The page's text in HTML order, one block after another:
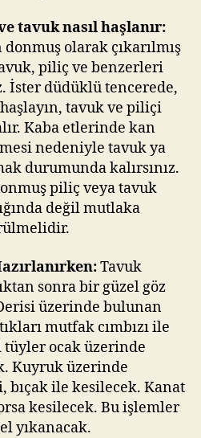
tavuk nasıl haşlanır:
olarak çıkarılmış
piliç ve benzerleri
İster düdüklü tencerede,
tavuk ve piliçi
Kaba etlerinde kan
nedeniyle tavuk ya
durumunda kalırsınız.
piliç veya tavuk
değil mutlaka
Tavuk
sonra bir güzel göz
üzerinde bulunan
mutfak cımbızı ile
tüyler ocak üzerinde
Kuyruk üzerinde
bıçak ile kesilecek. Kanat
kesilecek. Bu işlemler
yıkanacak.